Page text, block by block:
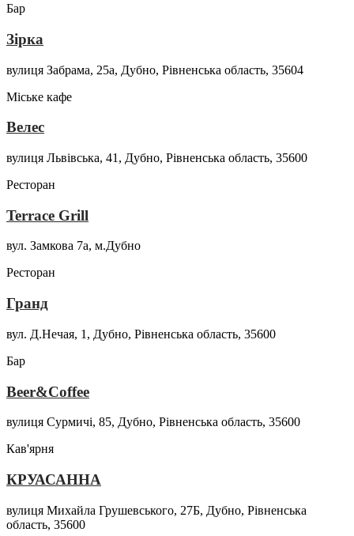
Бар
Зірка
вулиця Забрама, 25а, Дубно, Рівненська область, 35604
Міське кафе
Велес
вулиця Львівська, 41, Дубно, Рівненська область, 35600
Ресторан
Terrace Grill
вул. Замкова 7а, м.Дубно
Ресторан
Гранд
вул. Д.Нечая, 1, Дубно, Рівненська область, 35600
Бар
Beer&Coffee
вулиця Сурмичі, 85, Дубно, Рівненська область, 35600
Кав'ярня
КРУАСАННА
вулиця Михайла Грушевського, 27Б, Дубно, Рівненська
область, 35600